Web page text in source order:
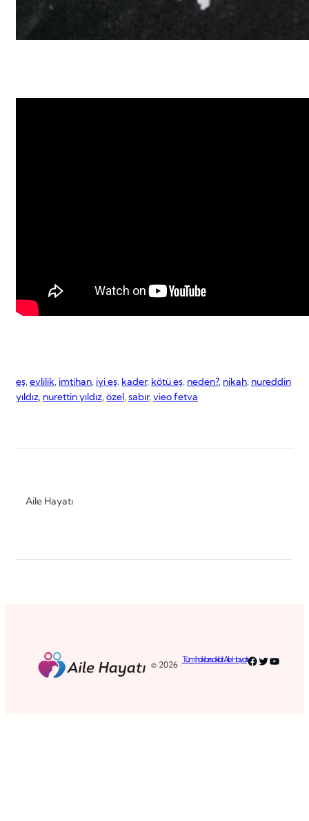
eş, evlilik, imtihan, iyi eş, kader, kötü eş, neden?, nikah, nureddin
yıldız, nurettin yıldız, özel, sabır, vieo fetva
Aile Hayatı
© 2026 ·
Tüm hakları saklıdır. Aile HayatıFacebook
Twitter